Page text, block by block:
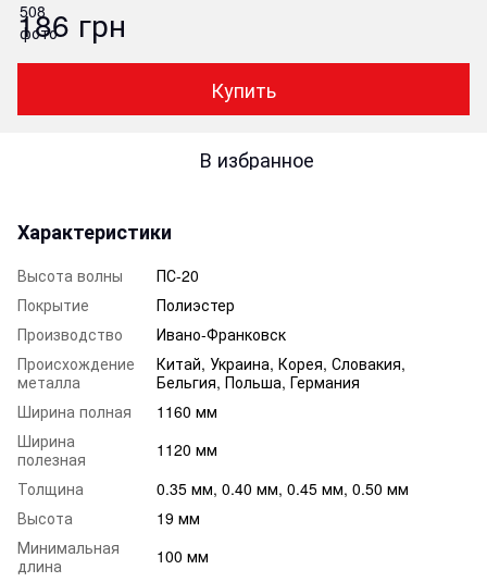
186 грн
Купить
В избранное
Характеристики
Высота волны
ПС-20
Покрытие
Полиэстер
Производство
Ивано-Франковск
Происхождение
металла
Китай, Украина, Корея, Словакия,
Бельгия, Польша, Германия
Ширина полная
1160 мм
Ширина
полезная
1120 мм
Толщина
0.35 мм, 0.40 мм, 0.45 мм, 0.50 мм
Высота
19 мм
Минимальная
длина
100 мм